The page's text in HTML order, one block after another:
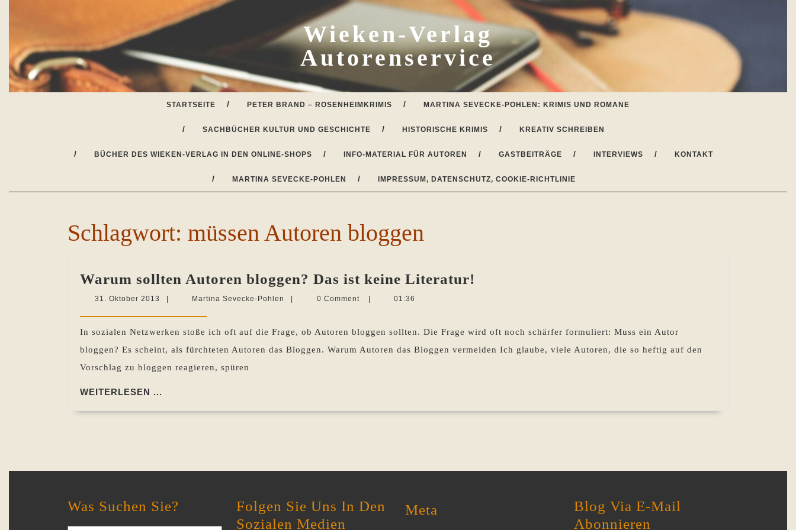
Wieken-Verlag
Autorenservice
STARTSEITE PETER BRAND – ROSENHEIMKRIMIS MARTINA SEVECKE-POHLEN: KRIMIS UND ROMANE
SACHBÜCHER KULTUR UND GESCHICHTE HISTORISCHE KRIMIS KREATIV SCHREIBEN
BÜCHER DES WIEKEN-VERLAG IN DEN ONLINE-SHOPS INFO-MATERIAL FÜR AUTOREN GASTBEITRÄGE INTERVIEWS KONTAKT
MARTINA SEVECKE-POHLEN IMPRESSUM, DATENSCHUTZ, COOKIE-RICHTLINIE
Schlagwort: müssen Autoren bloggen
Warum sollten Autoren bloggen? Das ist keine Literatur!
bloggen?
Das
31. Oktober 2013 31.
2013
Martina Sevecke-Pohlen
Martina
0 Comment 01:36
In sozialen Netzwerken stoße ich oft auf die Frage, ob Autoren bloggen sollten. Die Frage wird oft noch schärfer formuliert: Muss ein Autor
bloggen? Es scheint, als fürchteten Autoren das Bloggen. Warum Autoren das Bloggen vermeiden Ich glaube, viele Autoren, die so heftig auf den
Vorschlag zu bloggen reagieren, spüren
WEITERLESEN ...
Was Suchen Sie?
Folgen Sie Uns In Den
Sozialen Medien
Meta
Blog Via E-Mail
Abonnieren